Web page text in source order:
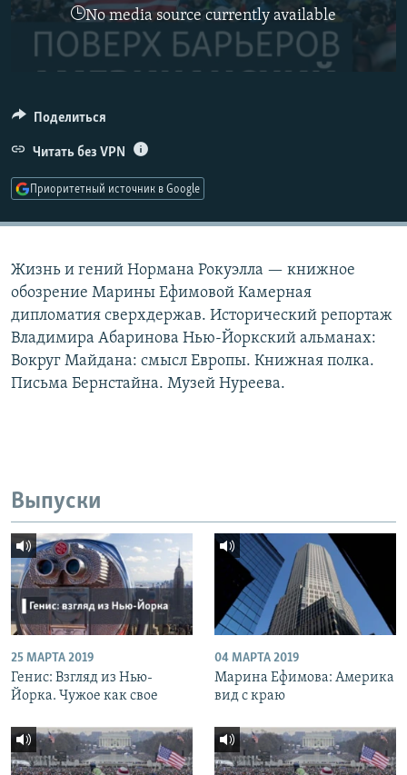
РАСПИСАНИЕ ВЕЩАНИЯ
ПОДПИШИТЕСЬ НА РАССЫЛКУ
Все сайты РСЕ/РС
No media source currently available
Поделиться
Читать без VPN
Приоритетный источник в Google
Жизнь и гений Нормана Рокуэлла — книжное
обозрение Марины Ефимовой Камерная
дипломатия сверхдержав. Исторический репортаж
Владимира Абаринова Нью-Йоркский альманах:
Вокруг Майдана: смысл Европы. Книжная полка.
Письма Бернстайна. Музей Нуреева.
Выпуски
25 МАРТА 2019
Генис: Взгляд из Нью-
Йорка. Чужое как свое
04 МАРТА 2019
Марина Ефимова: Америка
вид с краю